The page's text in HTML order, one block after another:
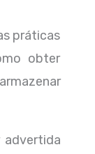
práticas
obter
advertida